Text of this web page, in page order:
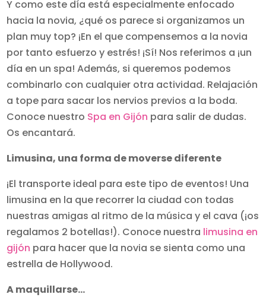
Y como este día está especialmente enfocado
hacia la novia, ¿qué os parece si organizamos un
plan muy top? ¡En el que compensemos a la novia
por tanto esfuerzo y estrés! ¡Sí! Nos referimos a ¡un
día en un spa! Además, si queremos podemos
combinarlo con cualquier otra actividad. Relajación
a tope para sacar los nervios previos a la boda.
Conoce nuestro Spa en Gijón para salir de dudas.
Os encantará.
Limusina, una forma de moverse diferente
¡El transporte ideal para este tipo de eventos! Una
limusina en la que recorrer la ciudad con todas
nuestras amigas al ritmo de la música y el cava (¡os
regalamos 2 botellas!). Conoce nuestra limusina en
gijón para hacer que la novia se sienta como una
estrella de Hollywood.
A maquillarse…